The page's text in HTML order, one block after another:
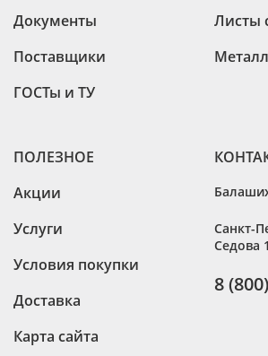
Документы
Поставщики
ГОСТы и ТУ
Листы
ПОЛЕЗНОЕ
Акции
Услуги
Условия покупки
Доставка
Карта сайта
Санкт-
Седова
8